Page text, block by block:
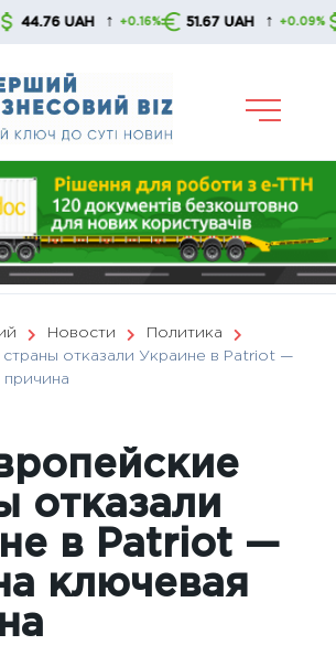
UAH ↑ +0.16% 51.67 UAH ↑ +0.09%
Новости
Политика
отказали Украине в Patriot —
причина
отказали
в Patriot —
ключевая